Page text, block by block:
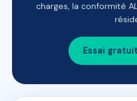
charges, la conformité
Essai